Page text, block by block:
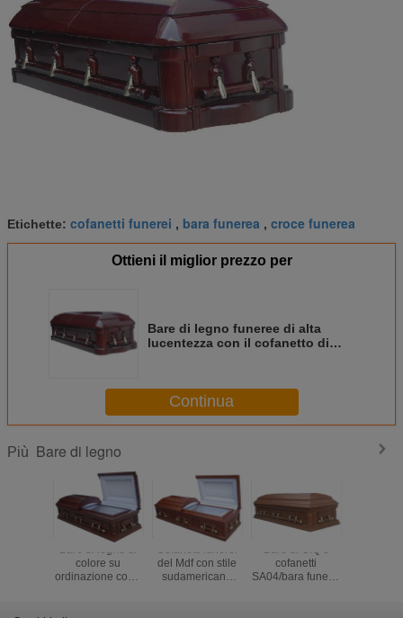
Etichette: cofanetti funerei , bara funerea , croce funerea
Ottieni il miglior prezzo per
Bare di legno funeree di alta
lucentezza con il cofanetto di
Continua
Più Bare di legno
Bare di legno di
colore su
ordinazione con il
Cofanetti funerei
del Mdf con stile
sudamericano
Bare di CIQ e
cofanetti
SA04/bara funerei